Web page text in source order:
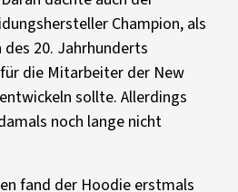
Champion, als
20. Jahrhunderts
die Mitarbeiter der New
sollte. Allerdings
noch lange nicht
fand der Hoodie erstmals